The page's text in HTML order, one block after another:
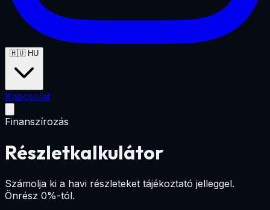
🇭🇺 HU
Kapcsolat
Finanszírozás
Részletkalkulátor
Számolja ki a havi részleteket tájékoztató jelleggel.
Önrész 0%-tól.